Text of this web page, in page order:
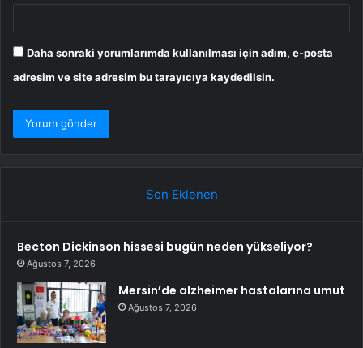
Daha sonraki yorumlarımda kullanılması için adım, e-posta
adresim ve site adresim bu tarayıcıya kaydedilsin.
Son Eklenen
Becton Dickinson hissesi bugün neden yükseliyor?
Ağustos 7, 2026
Mersin’de alzheimer hastalarına umut
Ağustos 7, 2026